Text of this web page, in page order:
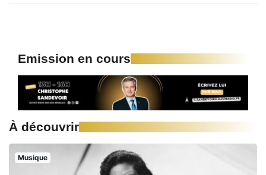
Emission en cours
À découvrir
Musique